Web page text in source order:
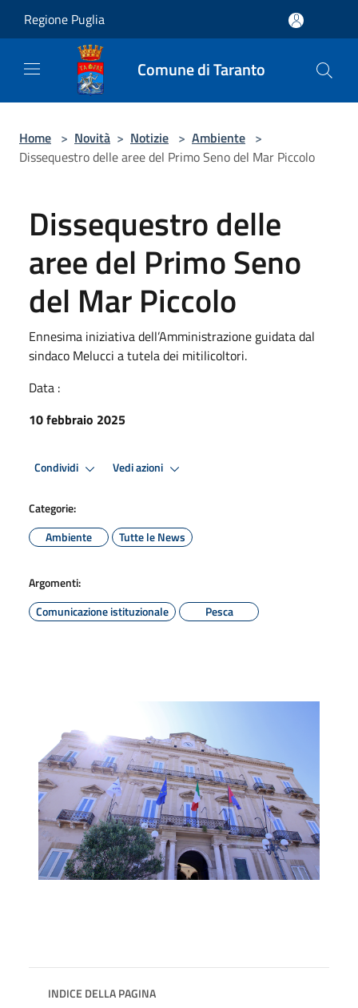
Regione Puglia
Comune di Taranto
Home > Novità > Notizie > Ambiente >
Dissequestro delle aree del Primo Seno del Mar Piccolo
Dissequestro delle
aree del Primo Seno
del Mar Piccolo
Ennesima iniziativa dell’Amministrazione guidata dal
sindaco Melucci a tutela dei mitilicoltori.
Data :
10 febbraio 2025
Condividi Vedi azioni
Categorie:
Ambiente
Tutte le News
Argomenti:
Comunicazione istituzionale
Pesca
INDICE DELLA PAGINA